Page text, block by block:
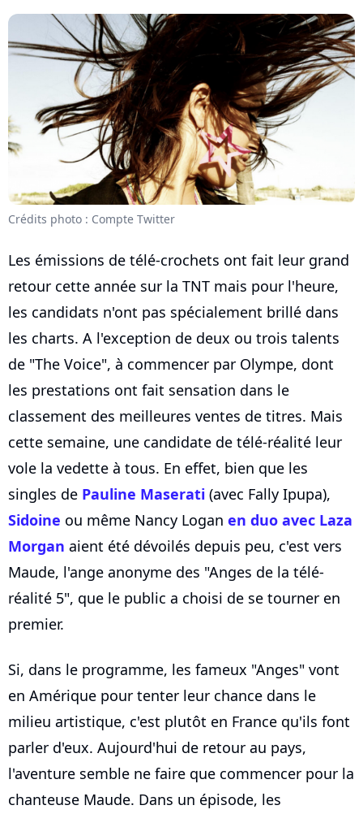
Crédits photo : Compte Twitter
Les émissions de télé-crochets ont fait leur grand
retour cette année sur la TNT mais pour l'heure,
les candidats n'ont pas spécialement brillé dans
les charts. A l'exception de deux ou trois talents
de "The Voice", à commencer par Olympe, dont
les prestations ont fait sensation dans le
classement des meilleures ventes de titres. Mais
cette semaine, une candidate de télé-réalité leur
vole la vedette à tous. En effet, bien que les
singles de Pauline Maserati (avec Fally Ipupa),
Sidoine ou même Nancy Logan en duo avec Laza
Morgan aient été dévoilés depuis peu, c'est vers
Maude, l'ange anonyme des "Anges de la télé-
réalité 5", que le public a choisi de se tourner en
premier.
Si, dans le programme, les fameux "Anges" vont
en Amérique pour tenter leur chance dans le
milieu artistique, c'est plutôt en France qu'ils font
parler d'eux. Aujourd'hui de retour au pays,
l'aventure semble ne faire que commencer pour la
chanteuse Maude. Dans un épisode, les